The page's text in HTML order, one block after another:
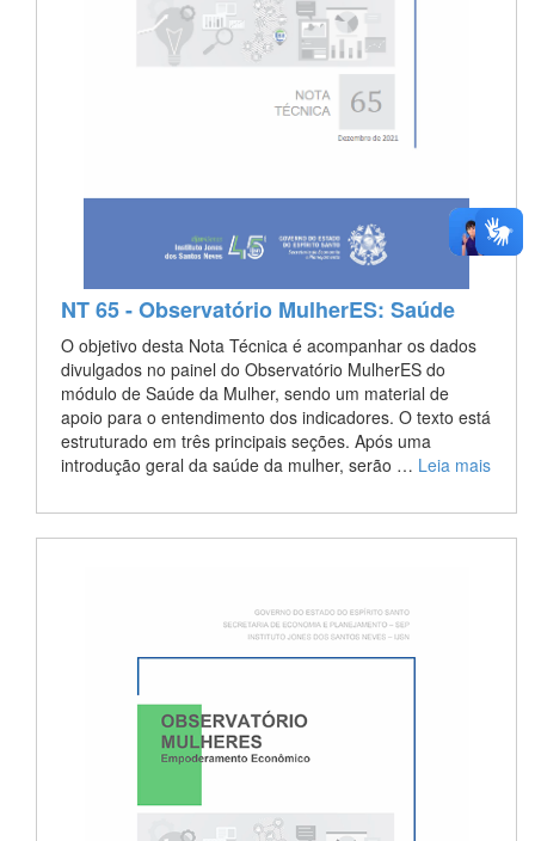
NT 65 - Observatório MulherES: Saúde
O objetivo desta Nota Técnica é acompanhar os dados
divulgados no painel do Observatório MulherES do
módulo de Saúde da Mulher, sendo um material de
apoio para o entendimento dos indicadores. O texto está
estruturado em três principais seções. Após uma
introdução geral da saúde da mulher, serão … Leia mais